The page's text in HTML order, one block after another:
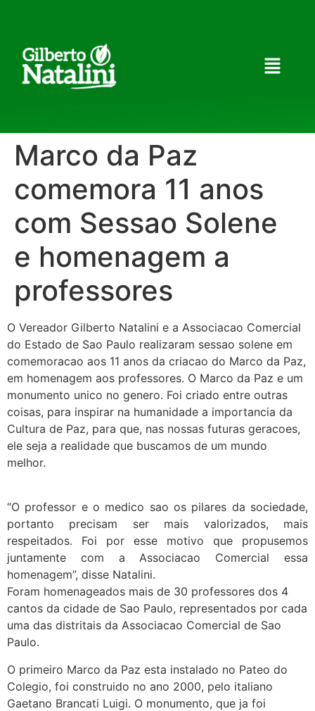
Marco da Paz
comemora 11 anos
com Sessao Solene
e homenagem a
professores
O Vereador Gilberto Natalini e a Associacao Comercial
do Estado de Sao Paulo realizaram sessao solene em
comemoracao aos 11 anos da criacao do Marco da Paz,
em homenagem aos professores. O Marco da Paz e um
monumento unico no genero. Foi criado entre outras
coisas, para inspirar na humanidade a importancia da
Cultura de Paz, para que, nas nossas futuras geracoes,
ele seja a realidade que buscamos de um mundo
melhor.
“O professor e o medico sao os pilares da sociedade,
portanto precisam ser mais valorizados, mais
respeitados. Foi por esse motivo que propusemos
juntamente com a Associacao Comercial essa
homenagem”, disse Natalini.
Foram homenageados mais de 30 professores dos 4
cantos da cidade de Sao Paulo, representados por cada
uma das distritais da Associacao Comercial de Sao
Paulo.
O primeiro Marco da Paz esta instalado no Pateo do
Colegio, foi construido no ano 2000, pelo italiano
Gaetano Brancati Luigi. O monumento, que ja foi